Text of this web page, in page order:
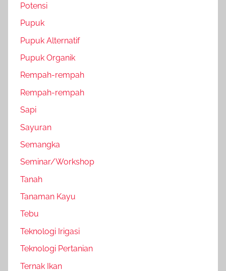
Potensi
Pupuk
Pupuk Alternatif
Pupuk Organik
Rempah-rempah
Rempah-rempah
Sapi
Sayuran
Semangka
Seminar/Workshop
Tanah
Tanaman Kayu
Tebu
Teknologi Irigasi
Teknologi Pertanian
Ternak Ikan